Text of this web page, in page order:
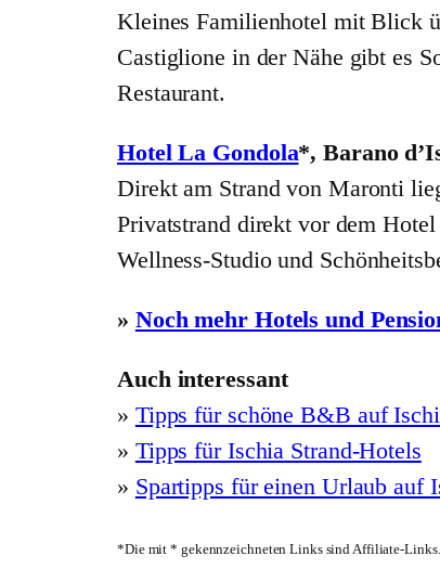
Kleines Familienhotel mit Blick
Castiglione in der Nähe gibt es
Restaurant.
Hotel La Gondola*, Barano
Direkt am Strand von Maronti
Privatstrand direkt vor dem
Wellness-Studio und
» Noch mehr Hotels und
Auch interessant
» Tipps für schöne B&B auf
» Tipps für Ischia Strand-Hotels
» Spartipps für einen Urlaub auf
*Die mit * gekennzeichneten Links sind Affiliate-Links.